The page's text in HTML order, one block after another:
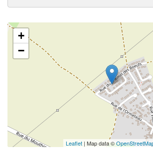
+
−
Leaflet | Map data ©